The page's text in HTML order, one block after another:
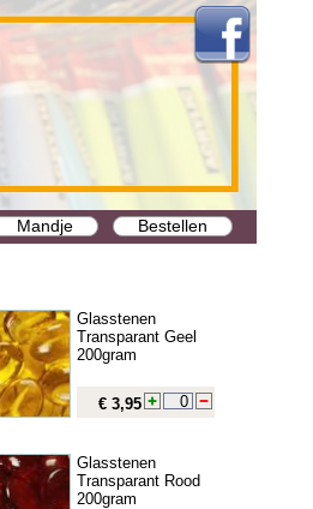
Mandje Bestellen
Glasstenen
Transparant Geel
200gram
€ 3,95
Glasstenen
Transparant Rood
200gram